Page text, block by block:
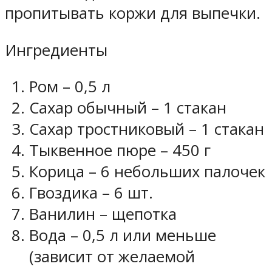
пропитывать коржи для выпечки.
Ингредиенты
Ром – 0,5 л
Сахар обычный – 1 стакан
Сахар тростниковый – 1 стакан
Тыквенное пюре – 450 г
Корица – 6 небольших палочек
Гвоздика – 6 шт.
Ванилин – щепотка
Вода – 0,5 л или меньше
(зависит от желаемой